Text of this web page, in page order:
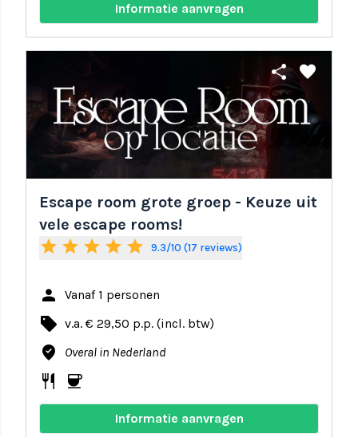
Informatie aanvragen
share favorite
Escape room grote groep - Keuze uit
vele escape rooms!
star star star star star 9.3/10 (17 reviews)
person Vanaf 1 personen
local_offer v.a. € 29,50 p.p. (incl. btw)
where_to_vote Overal in Nederland
restaurant coffee
Informatie aanvragen